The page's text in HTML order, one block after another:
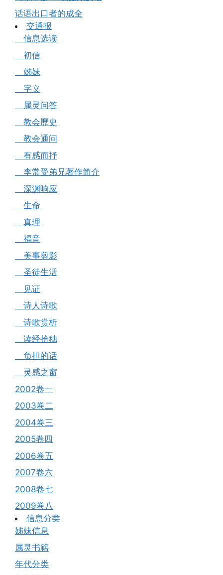
话语出口者的成全
交通报
信息选读
初信
姊妹
字义
属灵问答
教会歷史
教会通问
有感而抒
李常受弟兄著作简介
深渊响应
生命
真理
福音
美事剪影
圣徒生活
见证
诗人诗歌
诗歌赏析
读经拾穗
负担的话
灵感之窗
2002卷一
2003卷二
2004卷三
2005卷四
2006卷五
2007卷六
2008卷七
2009卷八
信息分类
姊妹信息
属灵书籍
年代分类